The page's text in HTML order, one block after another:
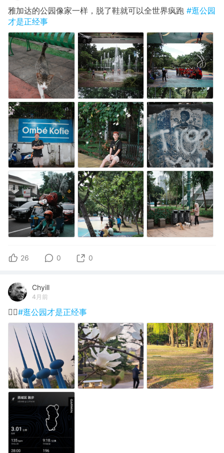
雅加达的公园像家一样，脱了鞋就可以全世界疯跑 #逛公园
才是正经事
26 0 0
Chyill
4月前
🏃‍♂️#逛公园才是正经事